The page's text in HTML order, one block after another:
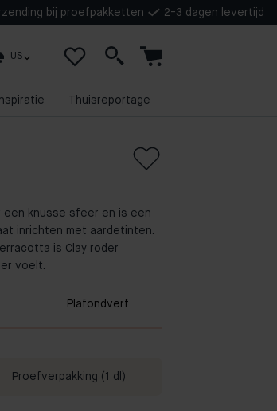
bij proefpakketten 2-3 dagen levertijd
US
Inspiratie Thuisreportage
een knusse sfeer en is een
inrichten met aardetinten.
is Clay roder
voelt.
Plafondverf
Proefverpakking (1 dl)